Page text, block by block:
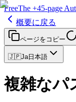
FreeThe +45-page
概要に戻る
ページをコピー
🇯🇵Ja日本語
複雑なパ